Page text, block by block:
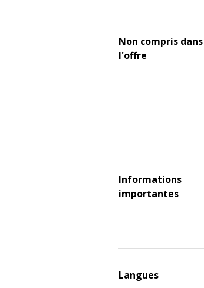
Non compris dans
l'offre
Informations
importantes
Langues